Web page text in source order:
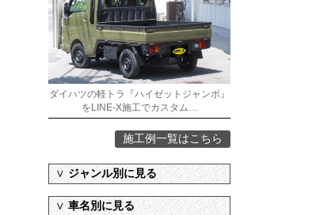
ダイハツの軽トラ『ハイゼットジャンボ』
をLINE-X施工でカスタム…
施工例一覧はこちら
∨ジャンル別に見る
∨車名別に見る